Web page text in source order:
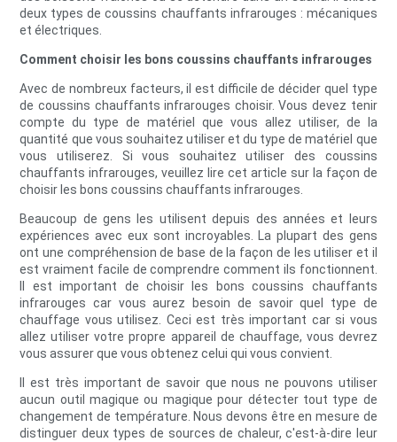
deux types de coussins chauffants infrarouges : mécaniques
et électriques.
Comment choisir les bons coussins chauffants infrarouges
Avec de nombreux facteurs, il est difficile de décider quel type
de coussins chauffants infrarouges choisir. Vous devez tenir
compte du type de matériel que vous allez utiliser, de la
quantité que vous souhaitez utiliser et du type de matériel que
vous utiliserez. Si vous souhaitez utiliser des coussins
chauffants infrarouges, veuillez lire cet article sur la façon de
choisir les bons coussins chauffants infrarouges.
Beaucoup de gens les utilisent depuis des années et leurs
expériences avec eux sont incroyables. La plupart des gens
ont une compréhension de base de la façon de les utiliser et il
est vraiment facile de comprendre comment ils fonctionnent.
Il est important de choisir les bons coussins chauffants
infrarouges car vous aurez besoin de savoir quel type de
chauffage vous utilisez. Ceci est très important car si vous
allez utiliser votre propre appareil de chauffage, vous devrez
vous assurer que vous obtenez celui qui vous convient.
Il est très important de savoir que nous ne pouvons utiliser
aucun outil magique ou magique pour détecter tout type de
changement de température. Nous devons être en mesure de
distinguer deux types de sources de chaleur, c'est-à-dire leur